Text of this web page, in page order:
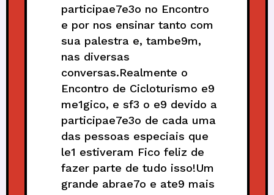
participae7e3o no Encontro
e por nos ensinar tanto com
sua palestra e, tambe9m,
nas diversas
conversas.Realmente o
Encontro de Cicloturismo e9
me1gico, e sf3 o e9 devido a
participae7e3o de cada uma
das pessoas especiais que
le1 estiveram Fico feliz de
fazer parte de tudo isso!Um
grande abrae7o e ate9 mais